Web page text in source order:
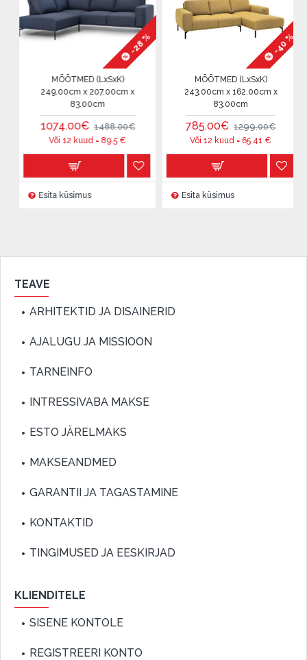
-28 %
MÕÕTMED (LxSxK)
249.00cm x 207.00cm x
83.00cm
1074.00€ 1488.00€
Või 12 kuud = 89.5€
Esita küsimus
-40 %
MÕÕTMED (LxSxK)
243.00cm x 162.00cm x
83.00cm
785.00€ 1299.00€
Või 12 kuud = 65.41€
Esita küsimus
TEAVE
ARHITEKTID JA DISAINERID
AJALUGU JA MISSIOON
TARNEINFO
INTRESSIVABA MAKSE
ESTO JÄRELMAKS
MAKSEANDMED
GARANTII JA TAGASTAMINE
KONTAKTID
TINGIMUSED JA EESKIRJAD
KLIENDITELE
SISENE KONTOLE
REGISTREERI KONTO